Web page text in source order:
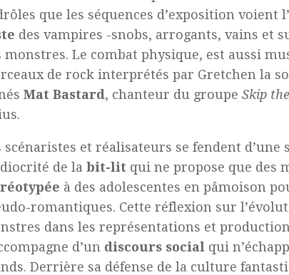
que les séquences d’exposition voient l’
des vampires -snobs, arrogants, vains et
monstres. Le combat physique, est aussi
de rock interprétés par Gretchen la
Mat Bastard, chanteur du groupe Skip
scénaristes et réalisateurs se fendent
de la bit-lit qui ne propose que des
à des adolescentes en pâmoison
romantiques. Cette réflexion sur
dans les représentations et
d’un discours social qui
Derrière sa défense de la culture